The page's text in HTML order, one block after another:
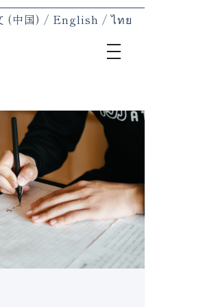
(中国) English ไทย
toggle
navigation